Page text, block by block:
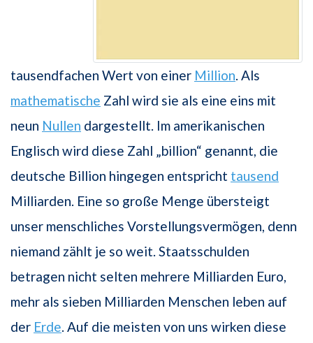
tausendfachen Wert von einer Million. Als
mathematische Zahl wird sie als eine eins mit
neun Nullen dargestellt. Im amerikanischen
Englisch wird diese Zahl „billion“ genannt, die
deutsche Billion hingegen entspricht tausend
Milliarden. Eine so große Menge übersteigt
unser menschliches Vorstellungsvermögen, denn
niemand zählt je so weit. Staatsschulden
betragen nicht selten mehrere Milliarden Euro,
mehr als sieben Milliarden Menschen leben auf
der Erde. Auf die meisten von uns wirken diese